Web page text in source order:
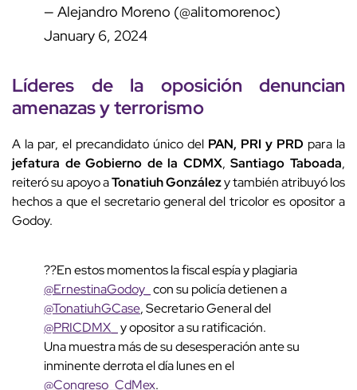
— Alejandro Moreno (@alitomorenoc)
January 6, 2024
Líderes de la oposición denuncian
amenazas y terrorismo
A la par, el precandidato único del PAN, PRI y PRD para la
jefatura de Gobierno de la CDMX,Santiago Taboada,
reiteró su apoyo aTonatiuh Gonzálezy también atribuyó los
hechos a que el secretario general del tricolor es opositor a
Godoy.
??En estos momentos la fiscal espía y plagiaria
@ErnestinaGodoy_ con su policía detienen a
@TonatiuhGCase, Secretario General del
@PRICDMX_ y opositor a su ratificación.
Una muestra más de su desesperación ante su
inminente derrota el día lunes en el
@Congreso_CdMex.